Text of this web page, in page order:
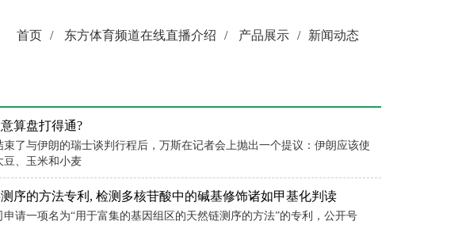
首页 / 东方体育频道在线直播介绍 / 产品展示 / 新闻动态
算盘打得通?
了与伊朗的瑞士谈判行程后，万斯在记者会上抛出一个提议：伊朗应该使
豆、玉米和小麦
序的方法专利, 检测多核苷酸中的碱基修饰诸如甲基化判读
请一项名为“用于富集的基因组区的天然链测序的方法”的专利，公开号